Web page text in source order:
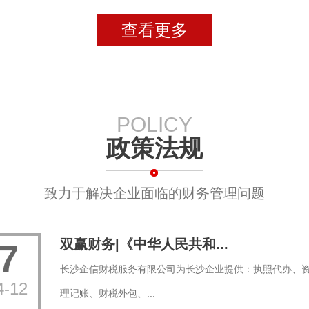
查看更多
POLICY
政策法规
致力于解决企业面临的财务管理问题
12
双赢财务|《中华人民共和...
长沙企信财税服务有限公司为长沙企业提供：执照代办、
理记账、财税外包、...